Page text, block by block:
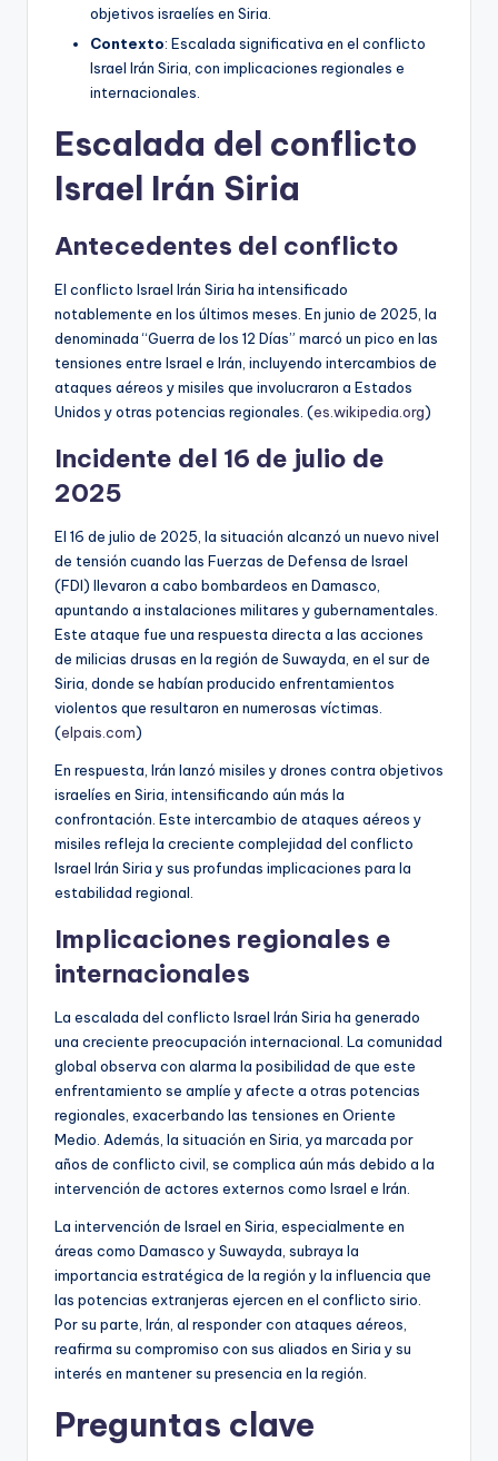
objetivos israelíes en Siria.
Contexto: Escalada significativa en el conflicto
Israel Irán Siria, con implicaciones regionales e
internacionales.
Escalada del conflicto
Israel Irán Siria
Antecedentes del conflicto
El conflicto Israel Irán Siria ha intensificado
notablemente en los últimos meses. En junio de 2025, la
denominada “Guerra de los 12 Días” marcó un pico en las
tensiones entre Israel e Irán, incluyendo intercambios de
ataques aéreos y misiles que involucraron a Estados
Unidos y otras potencias regionales. (es.wikipedia.org)
Incidente del 16 de julio de
2025
El 16 de julio de 2025, la situación alcanzó un nuevo nivel
de tensión cuando las Fuerzas de Defensa de Israel
(FDI) llevaron a cabo bombardeos en Damasco,
apuntando a instalaciones militares y gubernamentales.
Este ataque fue una respuesta directa a las acciones
de milicias drusas en la región de Suwayda, en el sur de
Siria, donde se habían producido enfrentamientos
violentos que resultaron en numerosas víctimas.
(elpais.com)
En respuesta, Irán lanzó misiles y drones contra objetivos
israelíes en Siria, intensificando aún más la
confrontación. Este intercambio de ataques aéreos y
misiles refleja la creciente complejidad del conflicto
Israel Irán Siria y sus profundas implicaciones para la
estabilidad regional.
Implicaciones regionales e
internacionales
La escalada del conflicto Israel Irán Siria ha generado
una creciente preocupación internacional. La comunidad
global observa con alarma la posibilidad de que este
enfrentamiento se amplíe y afecte a otras potencias
regionales, exacerbando las tensiones en Oriente
Medio. Además, la situación en Siria, ya marcada por
años de conflicto civil, se complica aún más debido a la
intervención de actores externos como Israel e Irán.
La intervención de Israel en Siria, especialmente en
áreas como Damasco y Suwayda, subraya la
importancia estratégica de la región y la influencia que
las potencias extranjeras ejercen en el conflicto sirio.
Por su parte, Irán, al responder con ataques aéreos,
reafirma su compromiso con sus aliados en Siria y su
interés en mantener su presencia en la región.
Preguntas clave